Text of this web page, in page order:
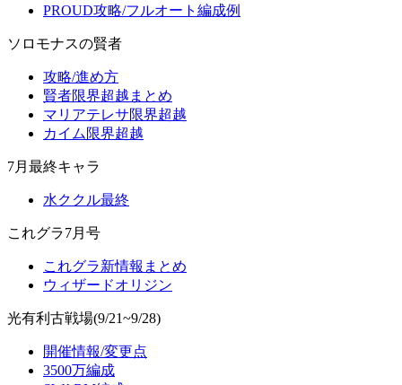
PROUD攻略/フルオート編成例
ソロモナスの賢者
攻略/進め方
賢者限界超越まとめ
マリアテレサ限界超越
カイム限界超越
7月最終キャラ
水ククル最終
これグラ7月号
これグラ新情報まとめ
ウィザードオリジン
光有利古戦場(9/21~9/28)
開催情報/変更点
3500万編成